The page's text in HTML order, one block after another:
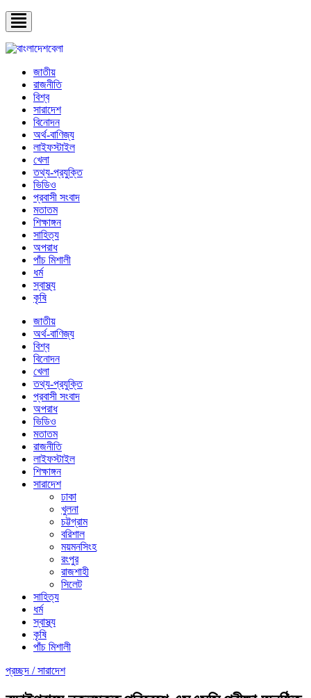
জাতীয়
রাজনীতি
বিশ্ব
সারাদেশ
বিনোদন
অর্থ-বাণিজ্য
লাইফস্টাইল
খেলা
তথ্য-প্রযুক্তি
ভিডিও
প্রবাসী সংবাদ
মতাতম
শিক্ষাঙ্গন
সাহিত্য
অপরাধ
পাঁচ মিশালী
ধর্ম
স্বাস্থ্য
কৃষি
জাতীয়
অর্থ-বাণিজ্য
বিশ্ব
বিনোদন
খেলা
তথ্য-প্রযুক্তি
প্রবাসী সংবাদ
অপরাধ
ভিডিও
মতাতম
রাজনীতি
লাইফস্টাইল
শিক্ষাঙ্গন
সারাদেশ
ঢাকা
খুলনা
চট্টগ্রাম
বরিশাল
ময়মনসিংহ
রংপুর
রাজশাহী
সিলেট
সাহিত্য
ধর্ম
স্বাস্থ্য
কৃষি
পাঁচ মিশালী
প্রচ্ছদ /সারাদেশ